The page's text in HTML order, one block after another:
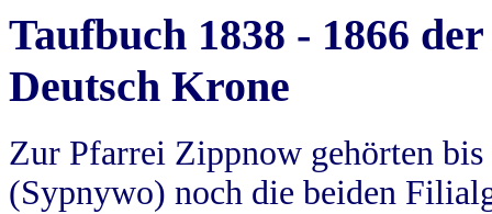
Taufbuch 1838 - 1866
Deutsch Krone
Zur Pfarrei Zippnow gehörten
(Sypnywo) noch die beiden